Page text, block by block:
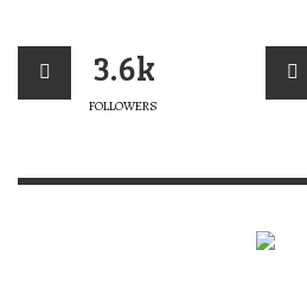
3.6k
FOLLOWERS